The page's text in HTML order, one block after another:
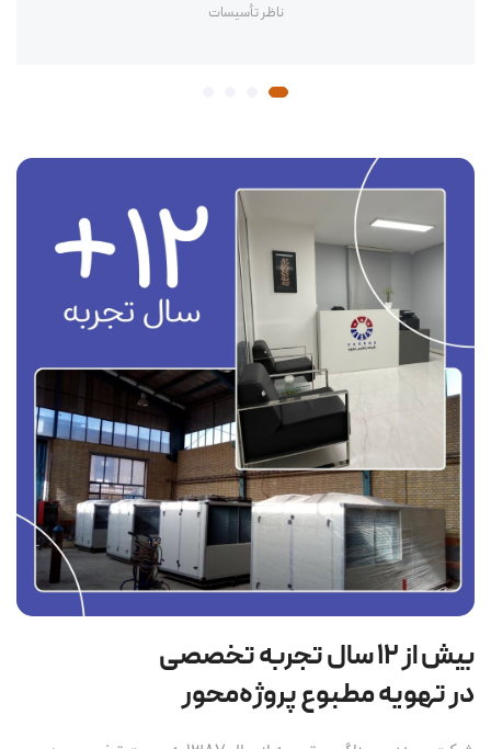
ناظر تأسیسات
بیش از ۱۲ سال تجربه تخصصی
در تهویه مطبوع پروژه‌محور